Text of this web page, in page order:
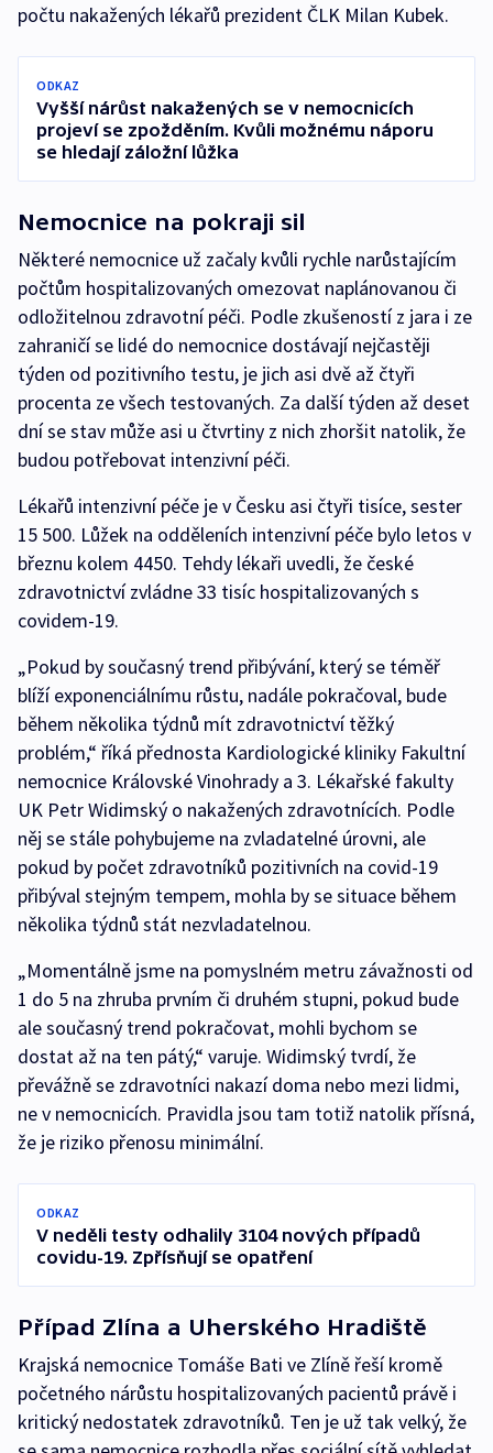
počtu nakažených lékařů prezident ČLK Milan Kubek.
ODKAZ
Vyšší nárůst nakažených se v nemocnicích
projeví se zpožděním. Kvůli možnému náporu
se hledají záložní lůžka
Nemocnice na pokraji sil
Některé nemocnice už začaly kvůli rychle narůstajícím
počtům hospitalizovaných omezovat naplánovanou či
odložitelnou zdravotní péči. Podle zkušeností z jara i ze
zahraničí se lidé do nemocnice dostávají nejčastěji
týden od pozitivního testu, je jich asi dvě až čtyři
procenta ze všech testovaných. Za další týden až deset
dní se stav může asi u čtvrtiny z nich zhoršit natolik, že
budou potřebovat intenzivní péči.
Lékařů intenzivní péče je v Česku asi čtyři tisíce, sester
15 500. Lůžek na odděleních intenzivní péče bylo letos v
březnu kolem 4450. Tehdy lékaři uvedli, že české
zdravotnictví zvládne 33 tisíc hospitalizovaných s
covidem-19.
„Pokud by současný trend přibývání, který se téměř
blíží exponenciálnímu růstu, nadále pokračoval, bude
během několika týdnů mít zdravotnictví těžký
problém,“ říká přednosta Kardiologické kliniky Fakultní
nemocnice Královské Vinohrady a 3. Lékařské fakulty
UK Petr Widimský o nakažených zdravotnících. Podle
něj se stále pohybujeme na zvladatelné úrovni, ale
pokud by počet zdravotníků pozitivních na covid-19
přibýval stejným tempem, mohla by se situace během
několika týdnů stát nezvladatelnou.
„Momentálně jsme na pomyslném metru závažnosti od
1 do 5 na zhruba prvním či druhém stupni, pokud bude
ale současný trend pokračovat, mohli bychom se
dostat až na ten pátý,“ varuje. Widimský tvrdí, že
převážně se zdravotníci nakazí doma nebo mezi lidmi,
ne v nemocnicích. Pravidla jsou tam totiž natolik přísná,
že je riziko přenosu minimální.
ODKAZ
V neděli testy odhalily 3104 nových případů
covidu-19. Zpřísňují se opatření
Případ Zlína a Uherského Hradiště
Krajská nemocnice Tomáše Bati ve Zlíně řeší kromě
početného nárůstu hospitalizovaných pacientů právě i
kritický nedostatek zdravotníků. Ten je už tak velký, že